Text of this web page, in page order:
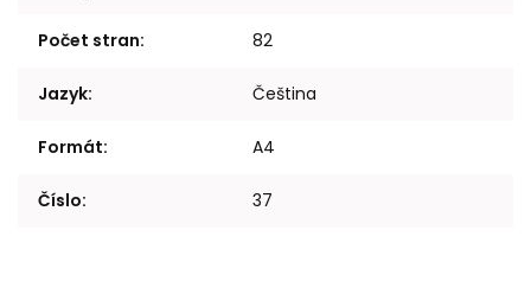
Počet stran: 82
Jazyk: Čeština
Formát: A4
Číslo: 37